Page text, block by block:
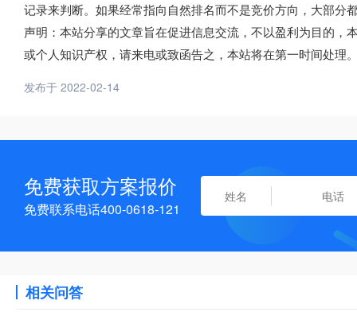
记录来判断。如果经常指向自然排名而不是竞价方向，大部分
声明：本站分享的文章旨在促进信息交流，不以盈利为目的
或个人知识产权，请来电或致函告之，本站将在第一时间处理
发布于 2022-02-14
免费获取方案报价
免费联系电话400-0618-121
相关问答